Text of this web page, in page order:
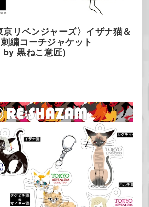
リベンジャーズ〉イザナ猫＆
繍コーチジャケット
黒ねこ意匠)